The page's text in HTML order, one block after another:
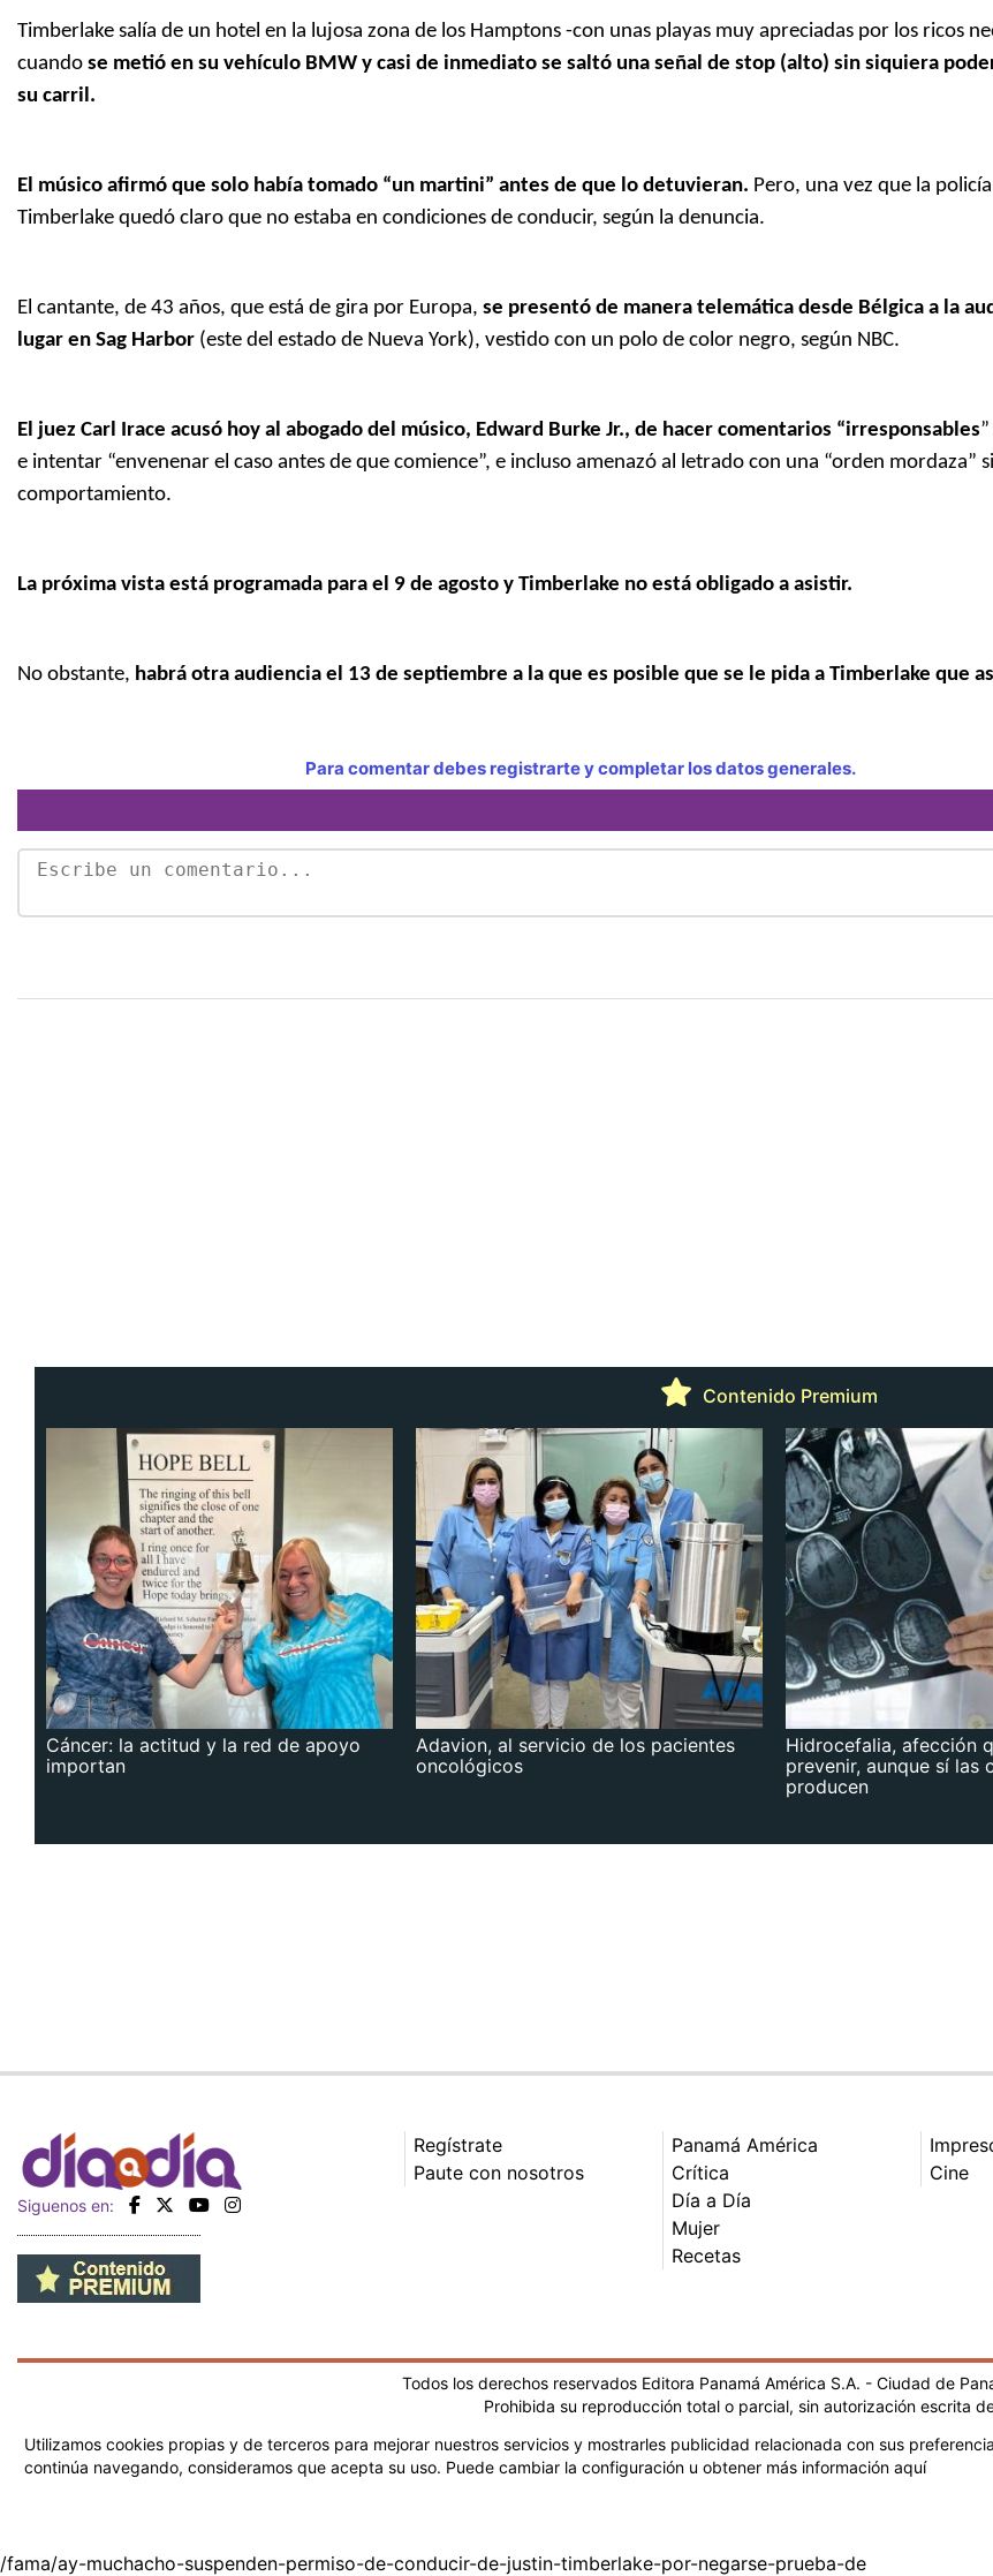
Timberlake salía de un hotel en la lujosa zona de los Hamptons -con unas playas muy apreciadas por los ricos
cuando se metió en su vehículo BMW y casi de inmediato se saltó una señal de stop (alto) sin siquiera
su carril.
El músico afirmó que solo había tomado “un martini” antes de que lo detuvieran. Pero, una vez que la
Timberlake quedó claro que no estaba en condiciones de conducir, según la denuncia.
El cantante, de 43 años, que está de gira por Europa, se presentó de manera telemática desde Bélgica a la
lugar en Sag Harbor (este del estado de Nueva York), vestido con un polo de color negro, según NBC.
El juez Carl Irace acusó hoy al abogado del músico, Edward Burke Jr., de hacer comentarios “irresponsables
e intentar “envenenar el caso antes de que comience”, e incluso amenazó al letrado con una “orden mordaza”
comportamiento.
La próxima vista está programada para el 9 de agosto y Timberlake no está obligado a asistir.
No obstante, habrá otra audiencia el 13 de septiembre a la que es posible que se le pida a Timberlake que
Para comentar debes registrarte y completar los datos generales.
Contenido Premium
Cáncer: la actitud y la red de apoyo
importan
Adavion, al servicio de los pacientes
oncológicos
Hidrocefalia, afección
prevenir, aunque sí las
producen
Siguenos en:
Regístrate
Paute con nosotros
Panamá América
Crítica
Día a Día
Mujer
Recetas
Cine
Todos los derechos reservados Editora Panamá América S.A. - Ciudad de
Prohibida su reproducción total o parcial, sin autorización escrita
Utilizamos cookies propias y de terceros para mejorar nuestros servicios y mostrarles publicidad relacionada con sus
continúa navegando, consideramos que acepta su uso. Puede cambiar la configuración u obtener más información aquí
/fama/ay-muchacho-suspenden-permiso-de-conducir-de-justin-timberlake-por-negarse-prueba-de